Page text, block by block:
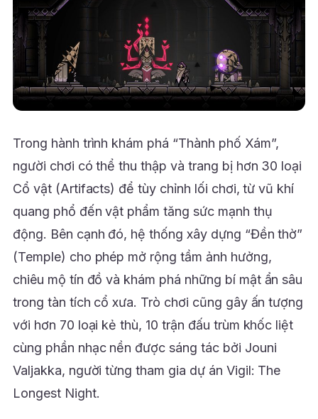
Trong hành trình khám phá “Thành phố Xám”,
người chơi có thể thu thập và trang bị hơn 30 loại
Cổ vật (Artifacts) để tùy chỉnh lối chơi, từ vũ khí
quang phổ đến vật phẩm tăng sức mạnh thụ
động. Bên cạnh đó, hệ thống xây dựng “Đền thờ”
(Temple) cho phép mở rộng tầm ảnh hưởng,
chiêu mộ tín đồ và khám phá những bí mật ẩn sâu
trong tàn tích cổ xưa. Trò chơi cũng gây ấn tượng
với hơn 70 loại kẻ thù, 10 trận đấu trùm khốc liệt
cùng phần nhạc nền được sáng tác bởi Jouni
Valjakka, người từng tham gia dự án Vigil: The
Longest Night.